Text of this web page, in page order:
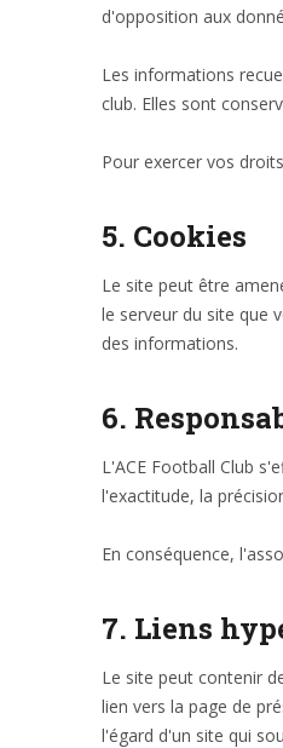
d'opposition aux
Les informations
club. Elles sont
Pour exercer vos
5. Cookies
Le site peut être
le serveur du site que
des informations.
6.
L'ACE Football Club
l'exactitude, la
En conséquence,
7. Liens
Le site peut contenir
lien vers la page de
l'égard d'un site qui